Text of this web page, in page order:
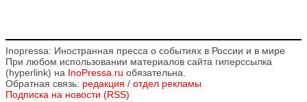
Inopressa: Иностранная пресса о событиях в России и в мире
При любом использовании материалов сайта гиперссылка
(hyperlink) на InoPressa.ru обязательна.
Обратная связь: редакция / отдел рекламы
Подписка на новости (RSS)